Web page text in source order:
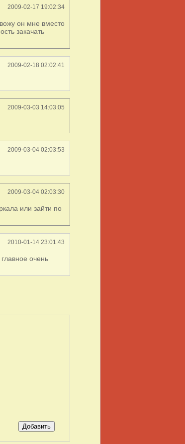
2009-02-17 19:02:34
он мне вместо
закачать
2009-02-18 02:02:41
2009-03-03 14:03:05
2009-03-04 02:03:53
2009-03-04 02:03:30
или зайти по
2010-01-14 23:01:43
очень